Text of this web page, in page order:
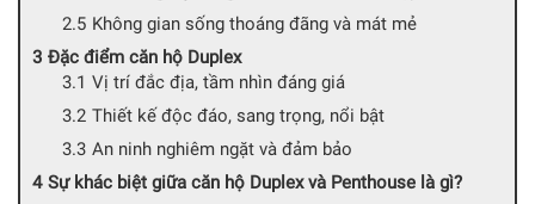
Không gian sống thoáng đãng và mát mẻ
Đặc điểm căn hộ Duplex
Vị trí đắc địa, tầm nhìn đáng giá
Thiết kế độc đáo, sang trọng, nổi bật
An ninh nghiêm ngặt và đảm bảo
Sự khác biệt giữa căn hộ Duplex và Penthouse là gì?